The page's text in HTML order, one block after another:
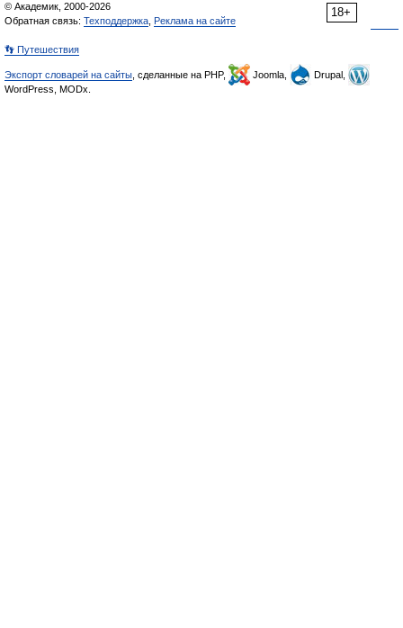
18+
© Академик, 2000-2026
Обратная связь: Техподдержка Реклама на сайте
👣 Путешествия
Экспорт словарей на сайты , сделанные на PHP, Joomla,
Drupal,
WordPress, MODx.